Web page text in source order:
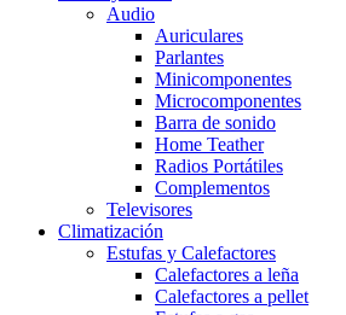
Audio
Auriculares
Parlantes
Minicomponentes
Microcomponentes
Barra de sonido
Home Teather
Radios Portátiles
Complementos
Televisores
Climatización
Estufas y Calefactores
Calefactores a leña
Calefactores a pellet